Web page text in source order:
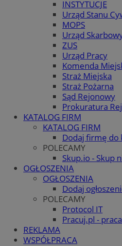
INSTYTUCJE
Urząd Stanu
MOPS
Urząd
ZUS
Urząd Pracy
Komenda
Straż Miejska
Straż Pożarna
Sąd Rejonowy
Prokuratura
KATALOG FIRM
KATALOG FIRM
Dodaj firmę do
POLECAMY
Skup.io - Skup
OGŁOSZENIA
OGŁOSZENIA
Dodaj
POLECAMY
Protocol IT
Pracuj.pl -
REKLAMA
WSPÓŁPRACA